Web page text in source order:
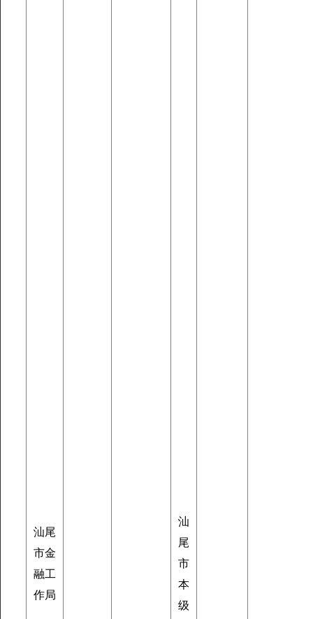
汕尾
市金
融工
作局
汕
尾
市
本
级